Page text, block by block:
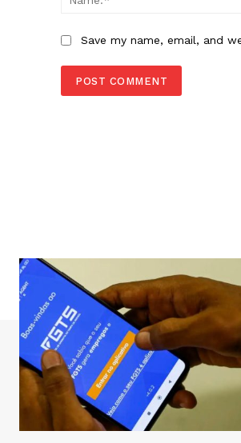
Save my name, email, and